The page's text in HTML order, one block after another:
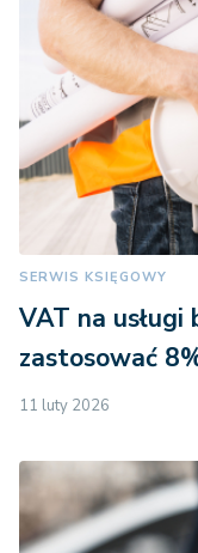
SERWIS KSIĘGOWY
VAT na
zastosować
11 luty 2026